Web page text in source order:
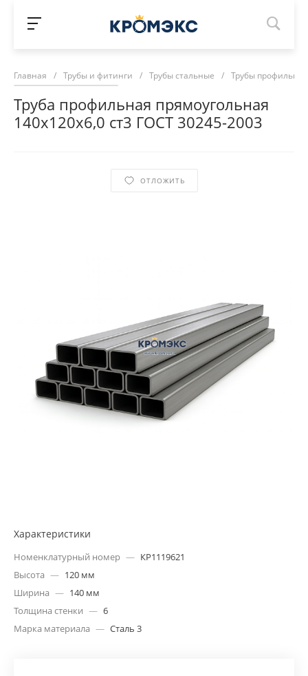
Главная / Трубы и фитинги / Трубы стальные / Трубы
Труба профильная прямоугольная
140х120х6,0 ст3 ГОСТ 30245-2003
ОТЛОЖИТЬ
Характеристики
Номенклатурный номер — КР1119621
Высота — 120 мм
Ширина — 140 мм
Толщина стенки — 6
Марка материала — Сталь 3